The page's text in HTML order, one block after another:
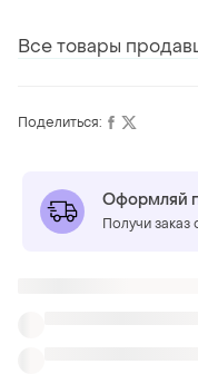
Все товары
Поделиться:
Оформляй
Получи заказ